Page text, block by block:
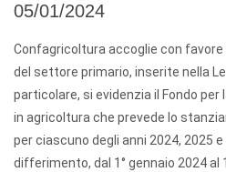
05/01/2024
Confagricoltura accoglie con
del settore primario, inserite nella
particolare, si evidenzia il Fondo
in agricoltura che prevede lo
per ciascuno degli anni 2024, 2025 e
differimento, dal 1° gennaio 2024 al